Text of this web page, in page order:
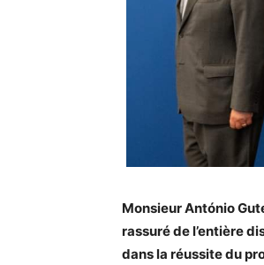
Monsieur António
rassuré de l’entière
dans la réussite du